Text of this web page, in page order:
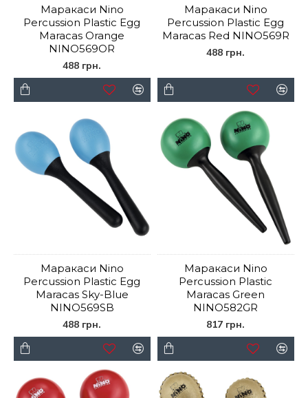
Маракаси Nino
Percussion Plastic Egg
Maracas Orange
NINO569OR
488 грн.
Маракаси Nino
Percussion Plastic Egg
Maracas Red NINO569R
488 грн.
Маракаси Nino
Percussion Plastic Egg
Maracas Sky-Blue
NINO569SB
488 грн.
Маракаси Nino
Percussion Plastic
Maracas Green
NINO582GR
817 грн.